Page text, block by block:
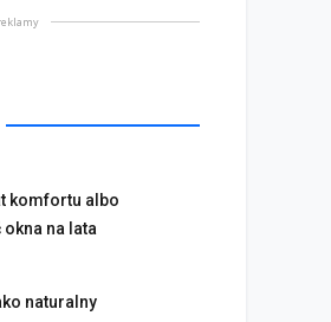
komfortu albo
na lata
naturalny